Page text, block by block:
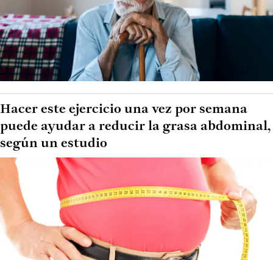
Hacer este ejercicio una vez por semana
puede ayudar a reducir la grasa abdominal,
según un estudio